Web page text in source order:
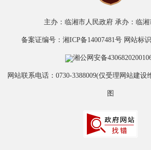
主办：临湘市人民政府 承办：临湘
备案证编号：湘ICP备14007481号 网站标
湘公网安备
网站联系电话：0730-3388009(仅受理网站建设
图